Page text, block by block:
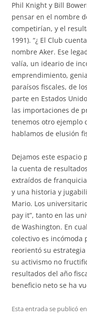
Phil Knight y Bill
pensar en el nombre
competirían, y el
1991). “¿ El Club
nombre Aker. Ese
valía, un ideario de
emprendimiento,
paraísos fiscales, de
parte en Estados
las importaciones de
tenemos otro ejemplo
hablamos de elusión
Dejamos este espacio
la cuenta de
extraídos de
y una historia y
Mario. Los
pay it”, tanto en las
de Washington. En
colectivo es incómoda
reorientó su
su activismo no
resultados del año
beneficio neto se ha
Esta entrada se publicó en